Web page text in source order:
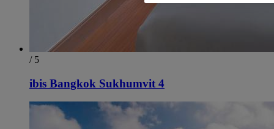
/ 5
ibis Bangkok Sukhumvit 4